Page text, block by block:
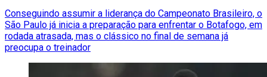
Conseguindo assumir a liderança do Campeonato Brasileiro, o
São Paulo já inicia a preparação para enfrentar o Botafogo, em
rodada atrasada, mas o clássico no final de semana já
preocupa o treinador